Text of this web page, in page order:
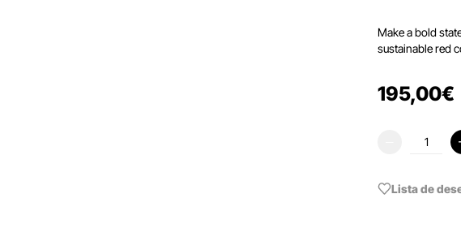
Make a bold
sustainable red
195,00€
Lista de